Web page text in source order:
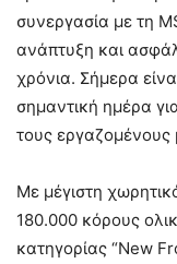
συνεργασία με τη
ανάπτυξη και
χρόνια. Σήμερα
σημαντική ημέρα
τους εργαζομένους
Με μέγιστη
180.000 κόρους
κατηγορίας “New